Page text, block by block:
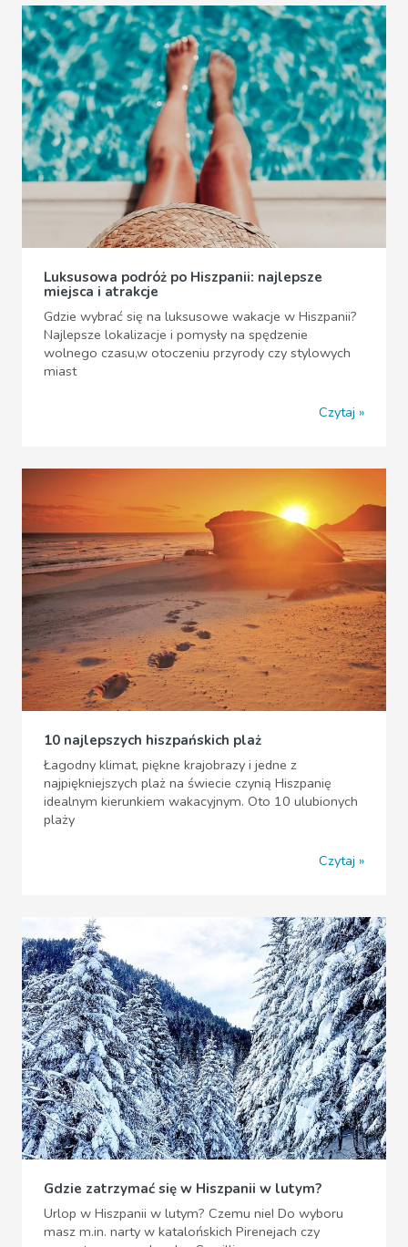
Luksusowa podróż po Hiszpanii: najlepsze
miejsca i atrakcje
Gdzie wybrać się na luksusowe wakacje w Hiszpanii?
Najlepsze lokalizacje i pomysły na spędzenie
wolnego czasu,w otoczeniu przyrody czy stylowych
miast
Czytaj
10 najlepszych hiszpańskich plaż
Łagodny klimat, piękne krajobrazy i jedne z
najpiękniejszych plaż na świecie czynią Hiszpanię
idealnym kierunkiem wakacyjnym. Oto 10 ulubionych
plaży
Czytaj
Gdzie zatrzymać się w Hiszpanii w lutym?
Urlop w Hiszpanii w lutym? Czemu nie! Do wyboru
masz m.in. narty w katalońskich Pirenejach czy